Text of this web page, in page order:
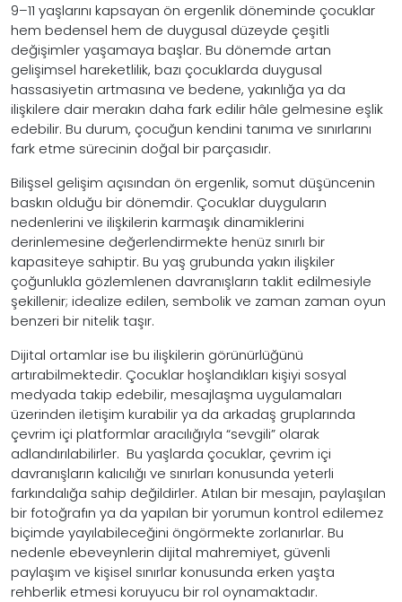
9–11 yaşlarını kapsayan ön ergenlik döneminde çocuklar
hem bedensel hem de duygusal düzeyde çeşitli
değişimler yaşamaya başlar. Bu dönemde artan
gelişimsel hareketlilik, bazı çocuklarda duygusal
hassasiyetin artmasına ve bedene, yakınlığa ya da
ilişkilere dair merakın daha fark edilir hâle gelmesine eşlik
edebilir. Bu durum, çocuğun kendini tanıma ve sınırlarını
fark etme sürecinin doğal bir parçasıdır.
Bilişsel gelişim açısından ön ergenlik, somut düşüncenin
baskın olduğu bir dönemdir. Çocuklar duyguların
nedenlerini ve ilişkilerin karmaşık dinamiklerini
derinlemesine değerlendirmekte henüz sınırlı bir
kapasiteye sahiptir. Bu yaş grubunda yakın ilişkiler
çoğunlukla gözlemlenen davranışların taklit edilmesiyle
şekillenir; idealize edilen, sembolik ve zaman zaman oyun
benzeri bir nitelik taşır.
Dijital ortamlar ise bu ilişkilerin görünürlüğünü
artırabilmektedir. Çocuklar hoşlandıkları kişiyi sosyal
medyada takip edebilir, mesajlaşma uygulamaları
üzerinden iletişim kurabilir ya da arkadaş gruplarında
çevrim içi platformlar aracılığıyla “sevgili” olarak
adlandırılabilirler. Bu yaşlarda çocuklar, çevrim içi
davranışların kalıcılığı ve sınırları konusunda yeterli
farkındalığa sahip değildirler. Atılan bir mesajın, paylaşılan
bir fotoğrafın ya da yapılan bir yorumun kontrol edilemez
biçimde yayılabileceğini öngörmekte zorlanırlar. Bu
nedenle ebeveynlerin dijital mahremiyet, güvenli
paylaşım ve kişisel sınırlar konusunda erken yaşta
rehberlik etmesi koruyucu bir rol oynamaktadır.